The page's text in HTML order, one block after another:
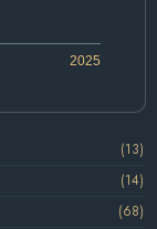
2025
(13)
(14)
(68)